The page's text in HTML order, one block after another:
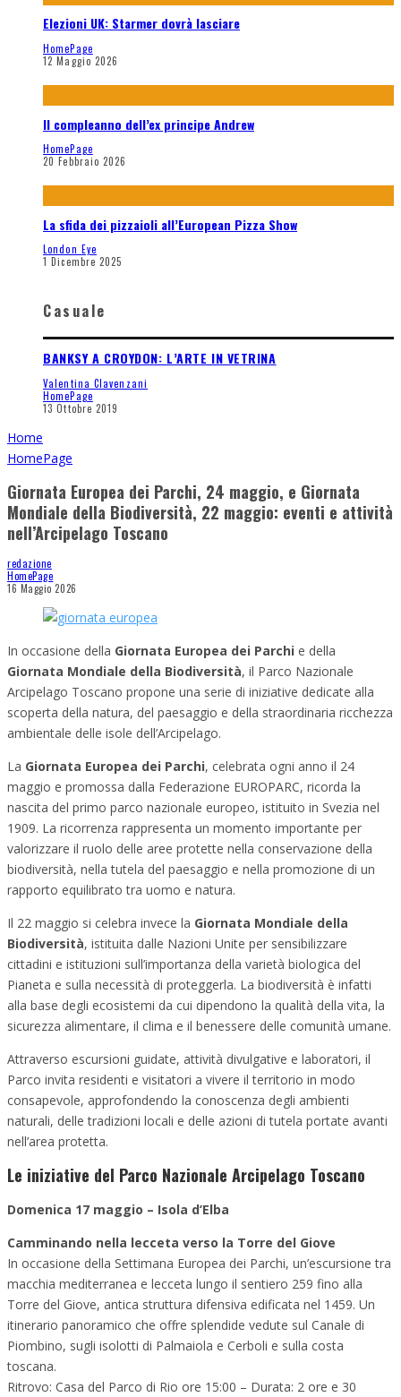
Elezioni UK: Starmer dovrà lasciare
HomePage
12 Maggio 2026
Il compleanno dell’ex principe Andrew
HomePage
20 Febbraio 2026
La sfida dei pizzaioli all’European Pizza Show
London Eye
1 Dicembre 2025
Casuale
BANKSY A CROYDON: L’ARTE IN VETRINA
Valentina Clavenzani
HomePage
13 Ottobre 2019
Home
HomePage
Giornata Europea dei Parchi, 24 maggio, e Giornata
Mondiale della Biodiversità, 22 maggio: eventi e attività
nell’Arcipelago Toscano
redazione
HomePage
16 Maggio 2026
In occasione della Giornata Europea dei Parchi e della
Giornata Mondiale della Biodiversità, il Parco Nazionale
Arcipelago Toscano propone una serie di iniziative dedicate alla
scoperta della natura, del paesaggio e della straordinaria ricchezza
ambientale delle isole dell’Arcipelago.
La Giornata Europea dei Parchi, celebrata ogni anno il 24
maggio e promossa dalla Federazione EUROPARC, ricorda la
nascita del primo parco nazionale europeo, istituito in Svezia nel
1909. La ricorrenza rappresenta un momento importante per
valorizzare il ruolo delle aree protette nella conservazione della
biodiversità, nella tutela del paesaggio e nella promozione di un
rapporto equilibrato tra uomo e natura.
Il 22 maggio si celebra invece la Giornata Mondiale della
Biodiversità, istituita dalle Nazioni Unite per sensibilizzare
cittadini e istituzioni sull’importanza della varietà biologica del
Pianeta e sulla necessità di proteggerla. La biodiversità è infatti
alla base degli ecosistemi da cui dipendono la qualità della vita, la
sicurezza alimentare, il clima e il benessere delle comunità umane.
Attraverso escursioni guidate, attività divulgative e laboratori, il
Parco invita residenti e visitatori a vivere il territorio in modo
consapevole, approfondendo la conoscenza degli ambienti
naturali, delle tradizioni locali e delle azioni di tutela portate avanti
nell’area protetta.
Le iniziative del Parco Nazionale Arcipelago Toscano
Domenica 17 maggio – Isola d’Elba
Camminando nella lecceta verso la Torre del Giove
In occasione della Settimana Europea dei Parchi, un’escursione tra
macchia mediterranea e lecceta lungo il sentiero 259 fino alla
Torre del Giove, antica struttura difensiva edificata nel 1459. Un
itinerario panoramico che offre splendide vedute sul Canale di
Piombino, sugli isolotti di Palmaiola e Cerboli e sulla costa
toscana.
Ritrovo: Casa del Parco di Rio ore 15:00 – Durata: 2 ore e 30